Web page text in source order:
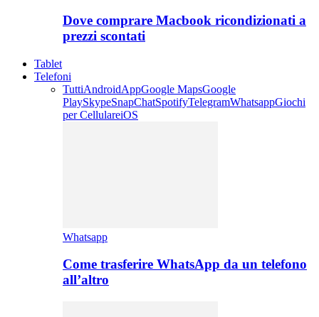
Dove comprare Macbook ricondizionati a
prezzi scontati
Tablet
Telefoni
TuttiAndroidAppGoogle MapsGoogle
PlaySkypeSnapChatSpotifyTelegramWhatsappGiochi
per CellulareiOS
Whatsapp
Come trasferire WhatsApp da un telefono
all’altro